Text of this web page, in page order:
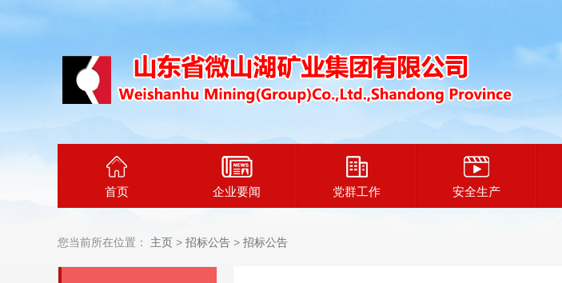
首页 企业要闻 党群工作 安全生产
您当前所在位置： 主页 > 招标公告 > 招标公告